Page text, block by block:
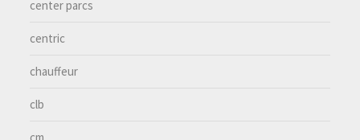
center parcs
centric
chauffeur
clb